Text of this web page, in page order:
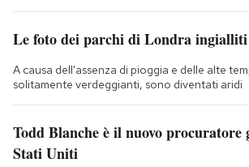
Le foto dei parchi di Londra
A causa dell'assenza di pioggia e delle alte
solitamente verdeggianti, sono diventati aridi
Todd Blanche è il nuovo procuratore
Stati Uniti